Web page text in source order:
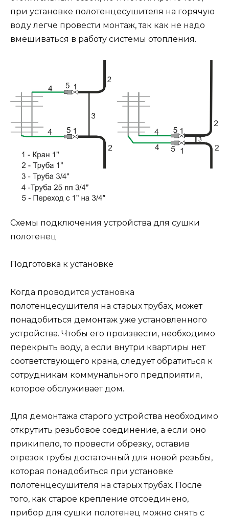
при установке полотенцесушителя на горячую
воду легче провести монтаж, так как не надо
вмешиваться в работу системы отопления.
Схемы подключения устройства для сушки
полотенец
Подготовка к установке
Когда проводится установка
полотенцесушителя на старых трубах, может
понадобиться демонтаж уже установленного
устройства. Чтобы его произвести, необходимо
перекрыть воду, а если внутри квартиры нет
соответствующего крана, следует обратиться к
сотрудникам коммунального предприятия,
которое обслуживает дом.
Для демонтажа старого устройства необходимо
открутить резьбовое соединение, а если оно
прикипело, то провести обрезку, оставив
отрезок трубы достаточный для новой резьбы,
которая понадобиться при установке
полотенцесушителя на старых трубах. После
того, как старое крепление отсоединено,
прибор для сушки полотенец можно снять с